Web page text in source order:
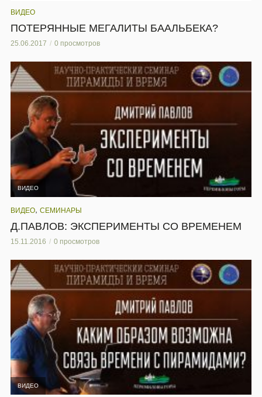
ВИДЕО
ПОТЕРЯННЫЕ МЕГАЛИТЫ БААЛЬБЕКА?
25.06.2017 0 просмотров
ВИДЕО
ВИДЕО, СЕМИНАРЫ
Д.ПАВЛОВ: ЭКСПЕРИМЕНТЫ СО ВРЕМЕНЕМ
15.11.2016 0 просмотров
ВИДЕО